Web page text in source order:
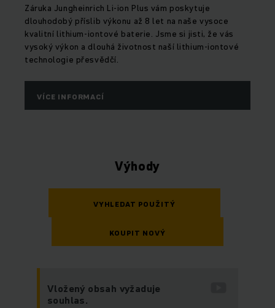
Záruka Jungheinrich Li-ion Plus vám poskytuje
dlouhodobý příslib výkonu až 8 let na naše vysoce
kvalitní lithium-iontové baterie. Jsme si jisti, že vás
vysoký výkon a dlouhá životnost naší lithium-iontové
technologie přesvědčí.
VÍCE INFORMACÍ
Výhody
VYHLEDAT POUŽITÝ
KOUPIT NOVÝ
Vložený obsah vyžaduje
souhlas.